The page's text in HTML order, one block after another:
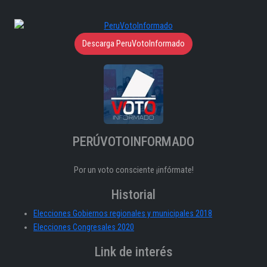
Descarga PeruVotoInformado
PERÚVOTOINFORMADO
Por un voto consciente ¡infórmate!
Historial
Elecciones Gobiernos regionales y municipales 2018
Elecciones Congresales 2020
Link de interés